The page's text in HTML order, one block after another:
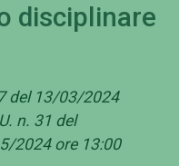
disciplinare
del 13/03/2024
n. 31 del
2024 ore 13:00